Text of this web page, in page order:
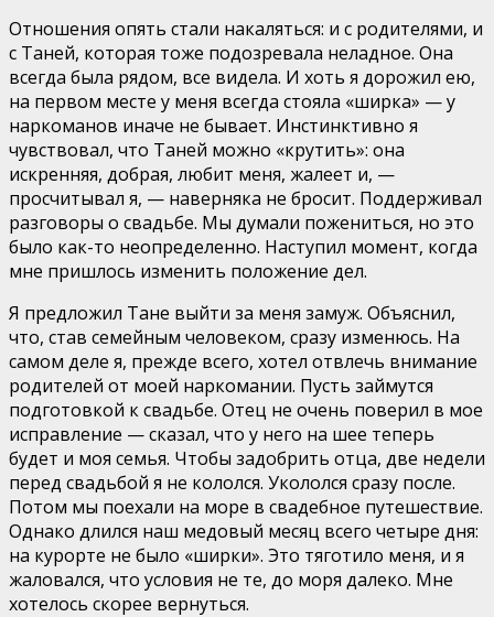
Отношения опять стали накаляться: и с родителями, и
с Таней, которая тоже подозревала неладное. Она
всегда была рядом, все видела. И хоть я дорожил ею,
на первом месте у меня всегда стояла «ширка» — у
наркоманов иначе не бывает. Инстинктивно я
чувствовал, что Таней можно «крутить»: она
искренняя, добрая, любит меня, жалеет и, —
просчитывал я, — наверняка не бросит. Поддерживал
разговоры о свадьбе. Мы думали пожениться, но это
было как-то неопределенно. Наступил момент, когда
мне пришлось изменить положение дел.
Я предложил Тане выйти за меня замуж. Объяснил,
что, став семейным человеком, сразу изменюсь. На
самом деле я, прежде всего, хотел отвлечь внимание
родителей от моей наркомании. Пусть займутся
подготовкой к свадьбе. Отец не очень поверил в мое
исправление — сказал, что у него на шее теперь
будет и моя семья. Чтобы задобрить отца, две недели
перед свадьбой я не кололся. Укололся сразу после.
Потом мы поехали на море в свадебное путешествие.
Однако длился наш медовый месяц всего четыре дня:
на курорте не было «ширки». Это тяготило меня, и я
жаловался, что условия не те, до моря далеко. Мне
хотелось скорее вернуться.